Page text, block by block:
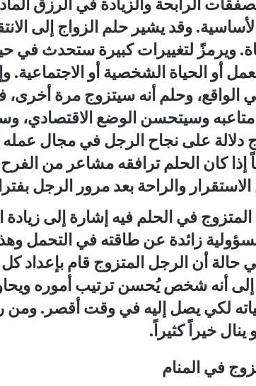
وقد يشير حلم الزواج إلى
ويرمزً لتغييرات كبيرة ستحدث في
أو الحياة الشخصية أو الاجتماعية.
الواقع، وحلم أنه سيتزوج مرة أخرى،
وسيتحسن الوضع الاقتصادي،
دلالة على نجاح الرجل في مجال عمله
كان الحلم ترافقه مشاعر من
والراحة بعد مرور الرجل
المتزوج في الحلمفيه إشارة إلى
زائدة عن طاقته في التحمل
حالة أن الرجل المتزوج قام بإعداد
إلى أنه شخص يُحسن ترتيب أموره
لكي يصل إليه في وقت أقصر. ومن
خيراً كثيراً.
في المنام